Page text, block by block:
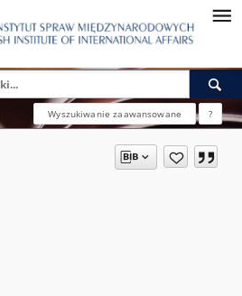
Wyszukiwanie zaawansowane ?